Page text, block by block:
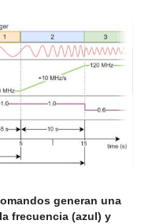
generan una
frecuencia (azul) y